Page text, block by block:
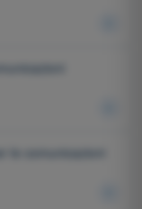
le comunicazioni